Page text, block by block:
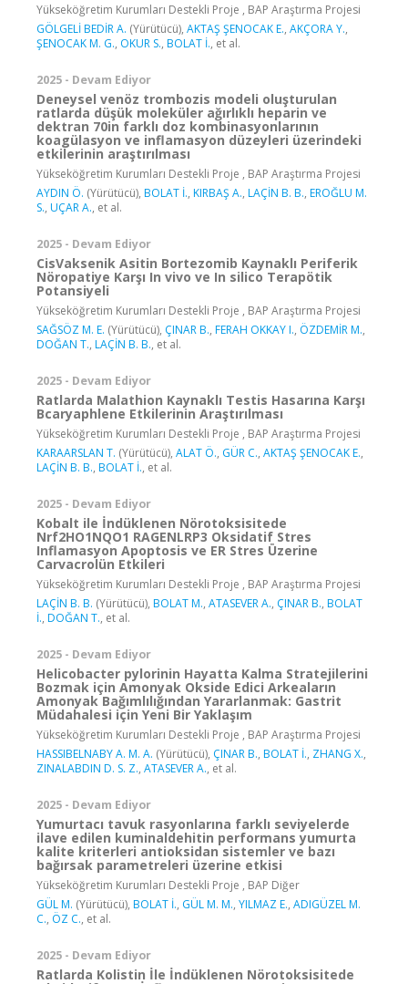
Yükseköğretim Kurumları Destekli Proje , BAP Araştırma Projesi
GÖLGELİ BEDİR A. (Yürütücü), AKTAŞ ŞENOCAK E., AKÇORA Y.,
ŞENOCAK M. G., OKUR S., BOLAT İ., et al.
2025 - Devam Ediyor
Deneysel venöz trombozis modeli oluşturulan
ratlarda düşük moleküler ağırlıklı heparin ve
dektran 70in farklı doz kombinasyonlarının
koagülasyon ve inflamasyon düzeyleri üzerindeki
etkilerinin araştırılması
Yükseköğretim Kurumları Destekli Proje , BAP Araştırma Projesi
AYDIN Ö. (Yürütücü), BOLAT İ., KIRBAŞ A., LAÇİN B. B., EROĞLU M.
S., UÇAR A., et al.
2025 - Devam Ediyor
CisVaksenik Asitin Bortezomib Kaynaklı Periferik
Nöropatiye Karşı In vivo ve In silico Terapötik
Potansiyeli
Yükseköğretim Kurumları Destekli Proje , BAP Araştırma Projesi
SAĞSÖZ M. E. (Yürütücü), ÇINAR B., FERAH OKKAY I., ÖZDEMİR M.,
DOĞAN T., LAÇİN B. B., et al.
2025 - Devam Ediyor
Ratlarda Malathion Kaynaklı Testis Hasarına Karşı
Bcaryaphlene Etkilerinin Araştırılması
Yükseköğretim Kurumları Destekli Proje , BAP Araştırma Projesi
KARAARSLAN T. (Yürütücü), ALAT Ö., GÜR C., AKTAŞ ŞENOCAK E.,
LAÇİN B. B., BOLAT İ., et al.
2025 - Devam Ediyor
Kobalt ile İndüklenen Nörotoksisitede
Nrf2HO1NQO1 RAGENLRP3 Oksidatif Stres
Inflamasyon Apoptosis ve ER Stres Üzerine
Carvacrolün Etkileri
Yükseköğretim Kurumları Destekli Proje , BAP Araştırma Projesi
LAÇİN B. B. (Yürütücü), BOLAT M., ATASEVER A., ÇINAR B., BOLAT
İ., DOĞAN T., et al.
2025 - Devam Ediyor
Helicobacter pylorinin Hayatta Kalma Stratejilerini
Bozmak için Amonyak Okside Edici Arkeaların
Amonyak Bağımlılığından Yararlanmak: Gastrit
Müdahalesi için Yeni Bir Yaklaşım
Yükseköğretim Kurumları Destekli Proje , BAP Araştırma Projesi
HASSIBELNABY A. M. A. (Yürütücü), ÇINAR B., BOLAT İ., ZHANG X.,
ZINALABDIN D. S. Z., ATASEVER A., et al.
2025 - Devam Ediyor
Yumurtacı tavuk rasyonlarına farklı seviyelerde
ilave edilen kuminaldehitin performans yumurta
kalite kriterleri antioksidan sistemler ve bazı
bağırsak parametreleri üzerine etkisi
Yükseköğretim Kurumları Destekli Proje , BAP Diğer
GÜL M. (Yürütücü), BOLAT İ., GÜL M. M., YILMAZ E., ADIGÜZEL M.
C., ÖZ C., et al.
2025 - Devam Ediyor
Ratlarda Kolistin İle İndüklenen Nörotoksisitede